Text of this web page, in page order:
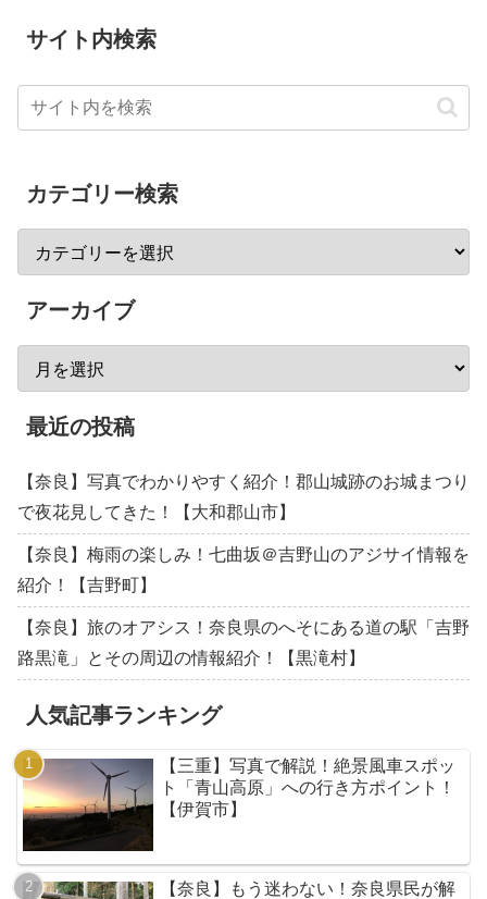
サイト内検索
カテゴリー検索
アーカイブ
最近の投稿
【奈良】写真でわかりやすく紹介！郡山城跡のお城まつり
で夜花見してきた！【大和郡山市】
【奈良】梅雨の楽しみ！七曲坂＠吉野山のアジサイ情報を
紹介！【吉野町】
【奈良】旅のオアシス！奈良県のへそにある道の駅「吉野
路黒滝」とその周辺の情報紹介！【黒滝村】
人気記事ランキング
【三重】写真で解説！絶景風車スポッ
ト「青山高原」への行き方ポイント！
【伊賀市】
【奈良】もう迷わない！奈良県民が解